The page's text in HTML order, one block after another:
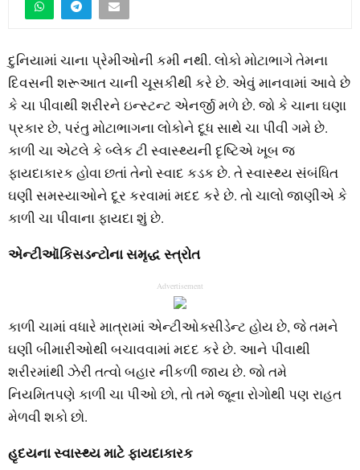
દુનિયામાં ચાના પ્રેમીઓની કમી નથી. લોકો મોટાભાગે તેમના
દિવસની શરૂઆત ચાની ચૂસકીથી કરે છે. એવું માનવામાં આવે છે
કે ચા પીવાથી શરીરને ઇન્સ્ટન્ટ એનર્જી મળે છે. જો કે ચાના ઘણા
પ્રકાર છે, પરંતુ મોટાભાગના લોકોને દૂધ સાથે ચા પીવી ગમે છે.
કાળી ચા એટલે કે બ્લેક ટી સ્વાસ્થ્યની દૃષ્ટિએ ખૂબ જ
ફાયદાકારક હોવા છતાં તેનો સ્વાદ કડક છે. તે સ્વાસ્થ્ય સંબંધિત
ઘણી સમસ્યાઓને દૂર કરવામાં મદદ કરે છે. તો ચાલો જાણીએ કે
કાળી ચા પીવાના ફાયદા શું છે.
એન્ટીઑકિસડન્ટોના સમૃદ્ધ સ્ત્રોત
Advertisement
કાળી ચામાં વધારે માત્રામાં એન્ટીઓક્સીડેન્ટ હોય છે, જે તમને
ઘણી બીમારીઓથી બચાવવામાં મદદ કરે છે. આને પીવાથી
શરીરમાંથી ઝેરી તત્વો બહાર નીકળી જાય છે. જો તમે
નિયમિતપણે કાળી ચા પીઓ છો, તો તમે જૂના રોગોથી પણ રાહત
મેળવી શકો છો.
હૃદયના સ્વાસ્થ્ય માટે ફાયદાકારક